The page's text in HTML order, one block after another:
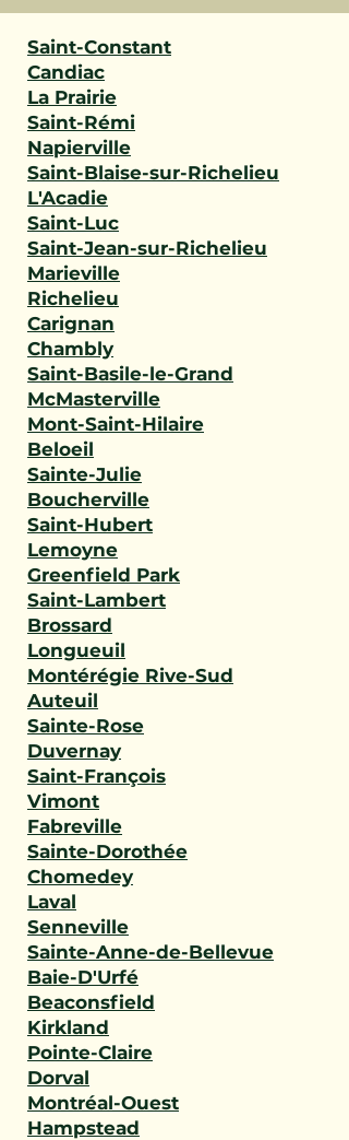
Saint-Constant
Candiac
La Prairie
Saint-Rémi
Napierville
Saint-Blaise-sur-Richelieu
L'Acadie
Saint-Luc
Saint-Jean-sur-Richelieu
Marieville
Richelieu
Carignan
Chambly
Saint-Basile-le-Grand
McMasterville
Mont-Saint-Hilaire
Beloeil
Sainte-Julie
Boucherville
Saint-Hubert
Lemoyne
Greenfield Park
Saint-Lambert
Brossard
Longueuil
Montérégie Rive-Sud
Auteuil
Sainte-Rose
Duvernay
Saint-François
Vimont
Fabreville
Sainte-Dorothée
Chomedey
Laval
Senneville
Sainte-Anne-de-Bellevue
Baie-D'Urfé
Beaconsfield
Kirkland
Pointe-Claire
Dorval
Montréal-Ouest
Hampstead